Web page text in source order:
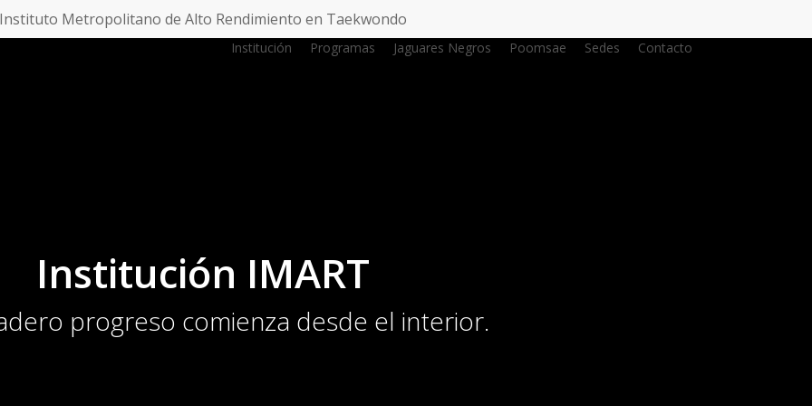
Instituto Metropolitano de Alto Rendimiento en Taekwondo
Institución Programas Jaguares Negros Poomsae Sedes Contacto
Institución IMART
progreso comienza desde el interior.